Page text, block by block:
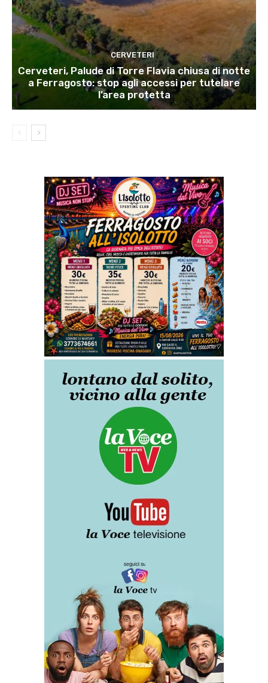
CERVETERI
Cerveteri, Palude di Torre Flavia chiusa di notte
a Ferragosto: stop agli accessi per tutelare
l’area protetta